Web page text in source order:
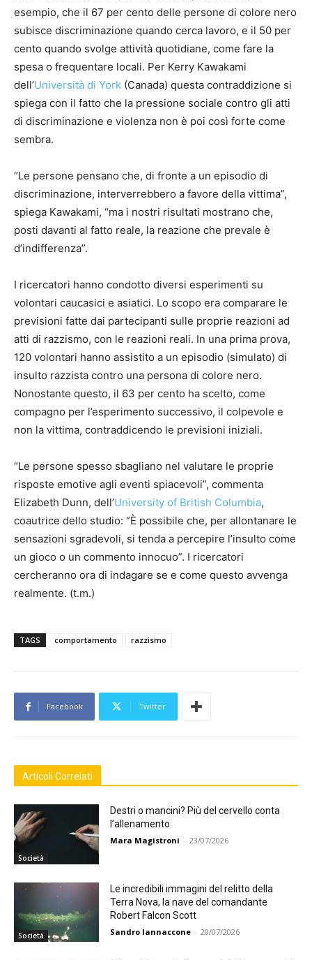
esempio, che il 67 per cento delle persone di colore nero
subisce discriminazione quando cerca lavoro, e il 50 per
cento quando svolge attività quotidiane, come fare la
spesa o frequentare locali. Per Kerry Kawakami
dell’Università di York (Canada) questa contraddizione si
spiega con il fatto che la pressione sociale contro gli atti
di discriminazione e violenza non è poi così forte come
sembra.
“Le persone pensano che, di fronte a un episodio di
discriminazione, interverrebbero a favore della vittima”,
spiega Kawakami, “ma i nostri risultati mostrano che,
posti davanti al fatto reale, la reazione che prevale è
d’indifferenza”.
I ricercatori hanno condotto diversi esperimenti su
volontari caucasici e asiatici. Lo scopo era comparare le
previsioni fatte dai partecipanti sulle proprie reazioni ad
atti di razzismo, con le reazioni reali. In una prima prova,
120 volontari hanno assistito a un episodio (simulato) di
insulto razzista contro una persona di colore nero.
Nonostante questo, il 63 per cento ha scelto, come
compagno per l’esperimento successivo, il colpevole e
non la vittima, contraddicendo le previsioni iniziali.
“Le persone spesso sbagliano nel valutare le proprie
risposte emotive agli eventi spiacevoli”, commenta
Elizabeth Dunn, dell’University of British Columbia,
coautrice dello studio: “È possibile che, per allontanare le
sensazioni sgradevoli, si tenda a percepire l’insulto come
un gioco o un commento innocuo”. I ricercatori
cercheranno ora di indagare se e come questo avvenga
realmente. (t.m.)
TAGS comportamento razzismo
Facebook Twitter
Articoli Correlati
Società
Destri o mancini? Più del cervello conta
l’allenamento
Mara Magistroni - 23/07/2026
Società
Le incredibili immagini del relitto della
Terra Nova, la nave del comandante
Robert Falcon Scott
Sandro Iannaccone - 20/07/2026